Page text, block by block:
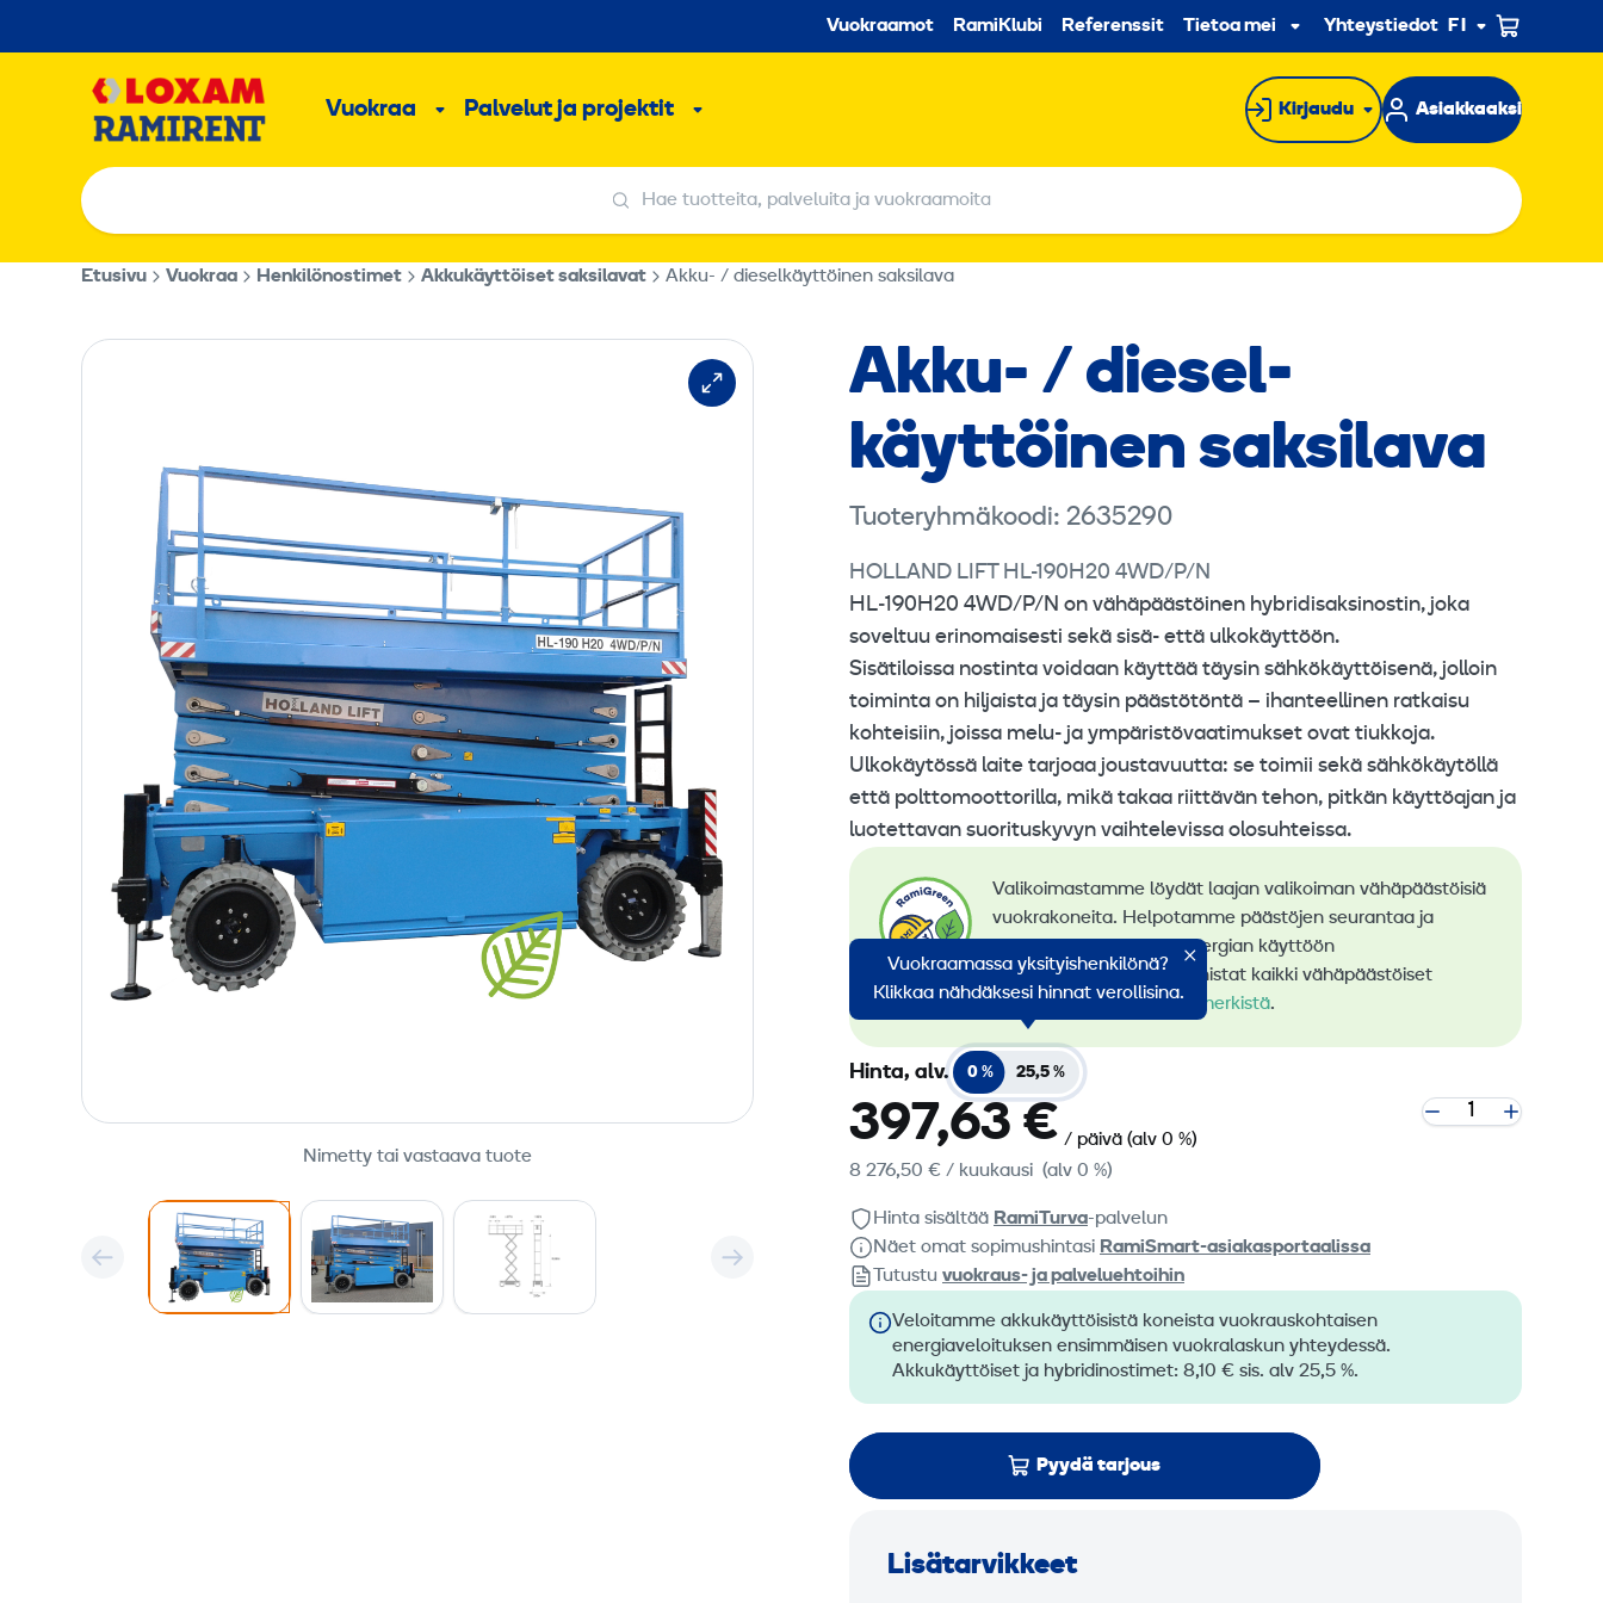
sisältöön
Toissijainen
Vuokraamot RamiKlubi Referenssit Tietoa meistäAlavalikko
Yhteystiedot FI
Vuokraa Alavalikko
Palvelut ja projektit Alavalikko Kirjaudu Asiakkaaksi
Hae tuotteita, palveluita ja vuokraamoita
Hae tuotteita, palveluita ja vuokraamoita
Etusivu Vuokraa Henkilönostimet Akkukäyttöiset saksilavat Akku- / dieselkäyttöinen saksilava
Nimetty tai vastaava tuote
Akku- / diesel­
käyttöinen saksi­lava
Tuoteryhmäkoodi: 2635290
HOLLAND LIFT HL-190H20 4WD/P/N
HL‑190H20 4WD/P/N on vähäpäästöinen hybridisaksinostin, joka
soveltuu erinomaisesti sekä sisä- että ulkokäyttöön.
Sisätiloissa nostinta voidaan käyttää täysin sähkökäyttöisenä, jolloin
toiminta on hiljaista ja täysin päästötöntä – ihanteellinen ratkaisu
kohteisiin, joissa melu- ja ympäristövaatimukset ovat tiukkoja.
Ulkokäytössä laite tarjoaa joustavuutta: se toimii sekä sähkökäytöllä
että polttomoottorilla, mikä takaa riittävän tehon, pitkän käyttöajan ja
luotettavan suorituskyvyn vaihtelevissa olosuhteissa.
Valikoimastamme löydät laajan valikoiman vähäpäästöisiä
vuokrakoneita. Helpotamme päästöjen seurantaa ja
siirtymistä uusiutuvan energian käyttöön
konevuokrauksessa. Tunnistat kaikki vähäpäästöiset
koneemme RamiGreen-merkistä.
Vuokraamassa yksityishenkilönä?
Klikkaa nähdäksesi hinnat verollisina.
Hinta, alv. 0 % 25,5 %
397,63 € / päivä (alv 0 %)
8 276,50 € / kuukausi (alv 0 %)
Hinta sisältää RamiTurva-palvelun
Näet omat sopimushintasi RamiSmart-asiakasportaalissa
Tutustu vuokraus- ja palveluehtoihin
Veloitamme akkukäyttöisistä koneista vuokrauskohtaisen
energiaveloituksen ensimmäisen vuokralaskun yhteydessä.
Akkukäyttöiset ja hybridinostimet: 8,10 € sis. alv 25,5 %.
Pyydä tarjous
Lisätarvikkeet